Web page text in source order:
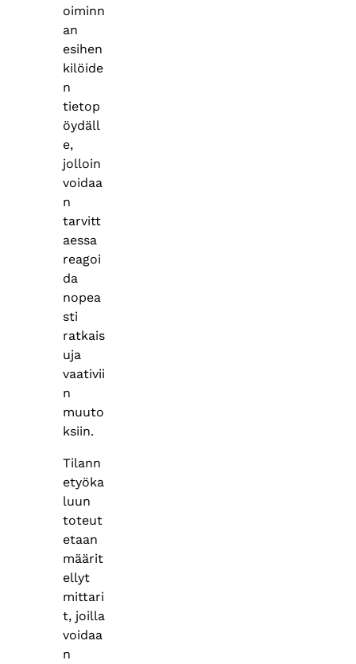
oiminn
an
esihen
kilöide
n
tietop
öydäll
e,
jolloin
voidaa
n
tarvitt
aessa
reagoi
da
nopea
sti
ratkais
uja
vaativii
n
muuto
ksiin.
Tilann
etyöka
luun
toteut
etaan
määrit
ellyt
mittari
t, joilla
voidaa
n